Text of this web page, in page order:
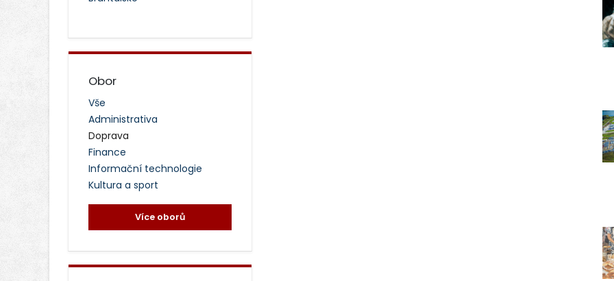
Obor
Vše
Administrativa
Doprava
Finance
Informační technologie
Kultura a sport
Více oborů